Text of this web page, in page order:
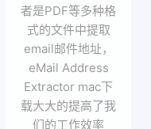
者是PDF等多种格
式的文件中提取
email邮件地址，
eMail Address
Extractor mac下
载大大的提高了我
们的工作效率